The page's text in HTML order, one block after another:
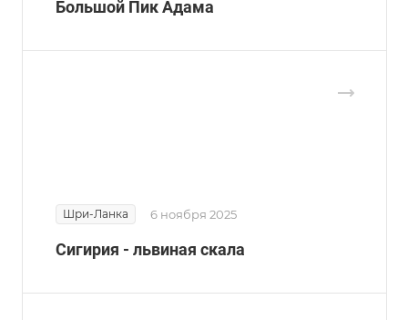
Большой Пик Адама
Шри-Ланка 6 ноября 2025
Сигирия - львиная скала